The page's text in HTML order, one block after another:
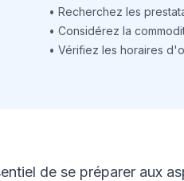
• Recherchez les
• Considérez la
• Vérifiez les horaires
de se préparer aux